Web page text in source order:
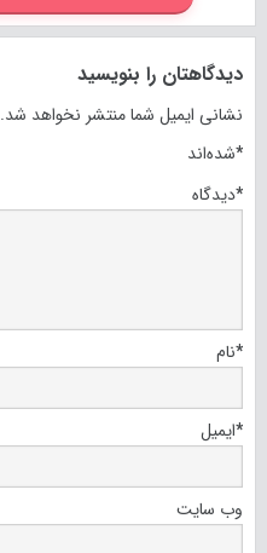
دیدگاهتان را بنویسید
نشانی ایمیل شما منتشر نخواهد شد.
شده‌اند*
دیدگاه*
نام*
ایمیل*
وب‌ سایت